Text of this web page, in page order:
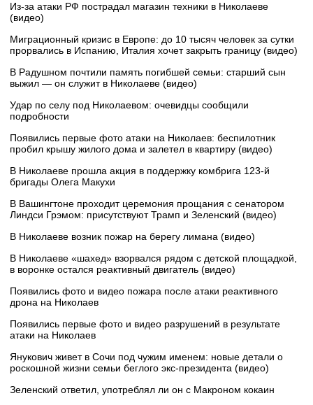
Из-за атаки РФ пострадал магазин техники в Николаеве
(видео)
Миграционный кризис в Европе: до 10 тысяч человек за сутки
прорвались в Испанию, Италия хочет закрыть границу (видео)
В Радушном почтили память погибшей семьи: старший сын
выжил — он служит в Николаеве (видео)
Удар по селу под Николаевом: очевидцы сообщили
подробности
Появились первые фото атаки на Николаев: беспилотник
пробил крышу жилого дома и залетел в квартиру (видео)
В Николаеве прошла акция в поддержку комбрига 123-й
бригады Олега Макухи
В Вашингтоне проходит церемония прощания с сенатором
Линдси Грэмом: присутствуют Трамп и Зеленский (видео)
В Николаеве возник пожар на берегу лимана (видео)
В Николаеве «шахед» взорвался рядом с детской площадкой,
в воронке остался реактивный двигатель (видео)
Появились фото и видео пожара после атаки реактивного
дрона на Николаев
Появились первые фото и видео разрушений в результате
атаки на Николаев
Янукович живет в Сочи под чужим именем: новые детали о
роскошной жизни семьи беглого экс-президента (видео)
Зеленский ответил, употреблял ли он с Макроном кокаин